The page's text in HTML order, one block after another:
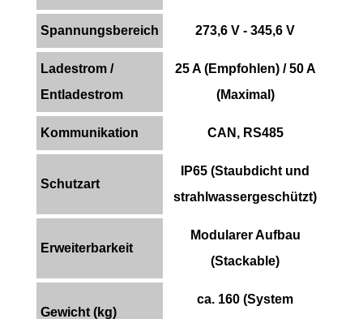
Spannungsbereich 273,6 V - 345,6 V
Ladestrom /
Entladestrom
25 A (Empfohlen) / 50 A
(Maximal)
Kommunikation CAN, RS485
Schutzart
IP65 (Staubdicht und
strahlwassergeschützt)
Erweiterbarkeit
Modularer Aufbau
(Stackable)
Gewicht (kg)
ca. 160 (System